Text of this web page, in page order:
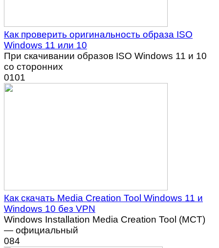
Как проверить оригинальность образа ISO
Windows 11 или 10
При скачивании образов ISO Windows 11 и 10
со сторонних
0101
Как скачать Media Creation Tool Windows 11 и
Windows 10 без VPN
Windows Installation Media Creation Tool (MCT)
— официальный
084